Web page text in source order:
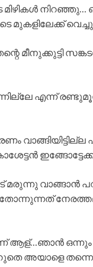
നിറഞ്ഞു…
മീനുക്കുട്ടി
എന്ന്
മരുന്നു വാങ്ങാൻ
തോന്നുന്നത്
ആള്…ഞാൻ ഒന്നും
അയാളെ തന്നെ